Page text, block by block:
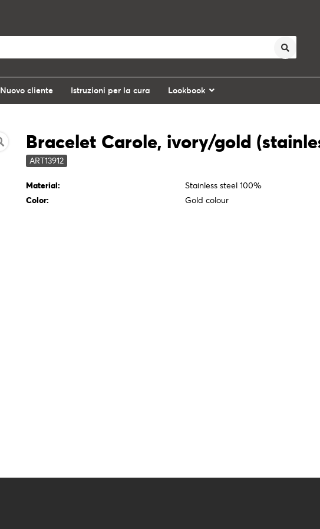
Nuovo cliente Istruzioni per la cura Lookbook
Bracelet Carole, ivory/gold
ART13912
Material:
Stainless steel 100%
Color:
Gold colour